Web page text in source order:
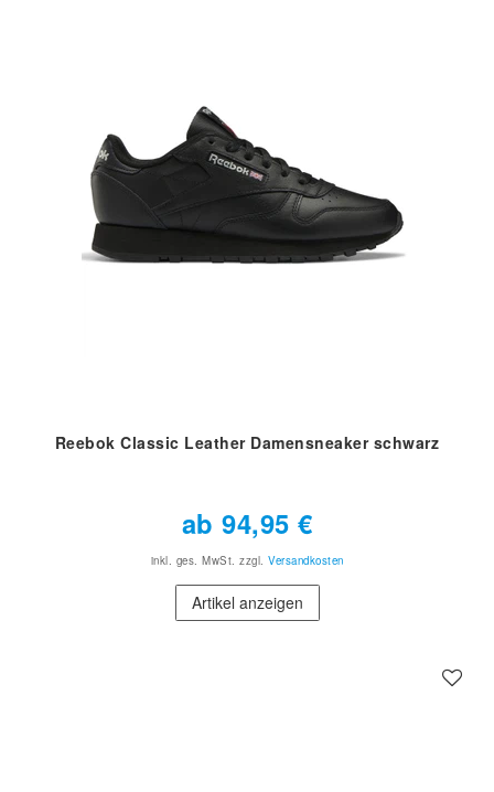
Reebok Classic Leather Damensneaker schwarz
ab 94,95 €
inkl. ges. MwSt. zzgl. Versandkosten
Artikel anzeigen